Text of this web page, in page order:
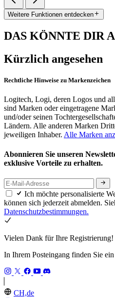
Weitere Funktionen entdecken
DAS KÖNNTE DIR
Kürzlich angesehen
Rechtliche Hinweise zu Markenzeichen
Logitech, Logi, deren Logos und
sind Marken oder eingetragene
und/oder seinen
Ländern. Alle anderen Marken
jeweiligen Inhaber. Alle Marken
Abonnieren Sie unseren
exklusive Vorteile zu erhalten.
Ich möchte personalisierte
können sich jederzeit abmelden.
Datenschutzbestimmungen.
Vielen Dank für Ihre Registrierung!
In Ihrem Posteingang finden Sie
CH,de